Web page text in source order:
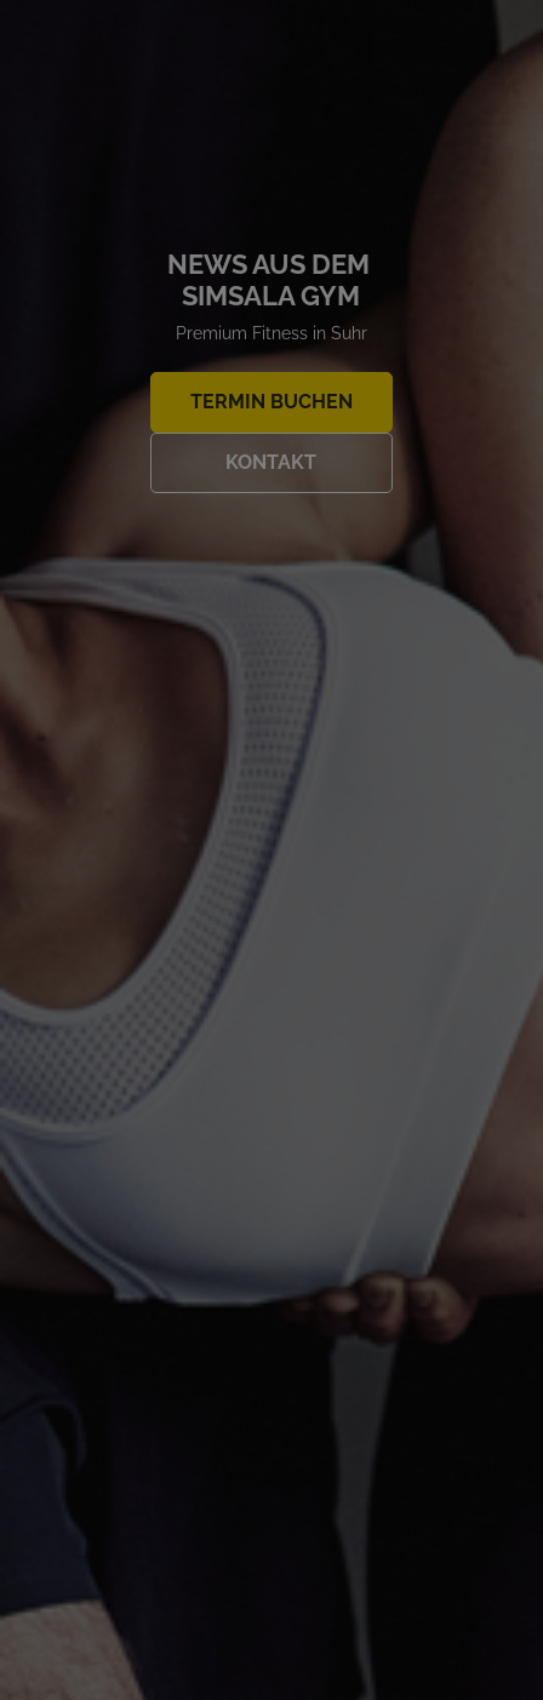
NEWS AUS DEM
SIMSALA GYM
Premium Fitness in Suhr
TERMIN BUCHEN
KONTAKT